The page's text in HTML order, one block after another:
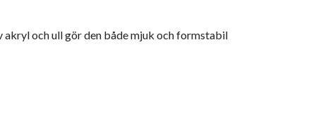
och ull gör den både mjuk och formstabil